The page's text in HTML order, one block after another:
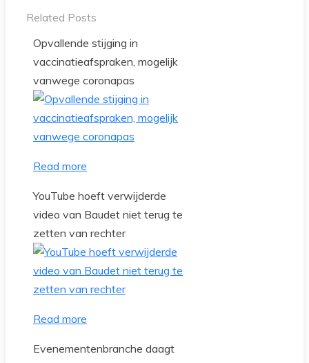
Related Posts
Opvallende stijging in
vaccinatieafspraken, mogelijk
vanwege coronapas
Read more
YouTube hoeft verwijderde
video van Baudet niet terug te
zetten van rechter
Read more
Evenementenbranche daagt